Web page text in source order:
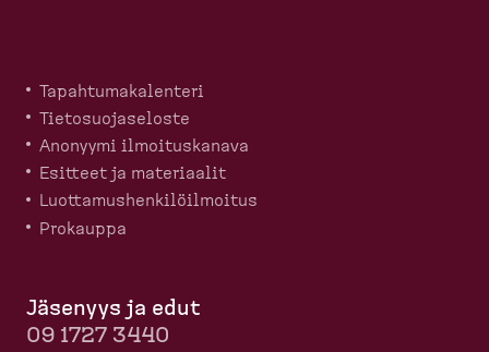
Tapahtu­ma­ka­lenteri
Tietosuo­ja­seloste
Anonyymi ilmoitus­kanava
Esitteet ja materiaalit
Luotta­mus­hen­ki­löil­moitus
Prokauppa
Jäsenyys ja edut
09 1727 3440